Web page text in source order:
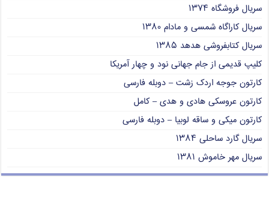
سریال فروشگاه ۱۳۷۴
سریال کاراگاه شمسی و مادام ۱۳۸۰
سریال کتابفروشی هدهد ۱۳۸۵
کلیپ قدیمی از جام جهانی نود و چهار آمریکا
کارتون جوجه اردک زشت – دوبله فارسی
کارتون عروسکی هادی و هدی – کامل
کارتون میکی و ساقه لوبیا – دوبله فارسی
سریال گارد ساحلی ۱۳۸۴
سریال مهر خاموش ۱۳۸۱